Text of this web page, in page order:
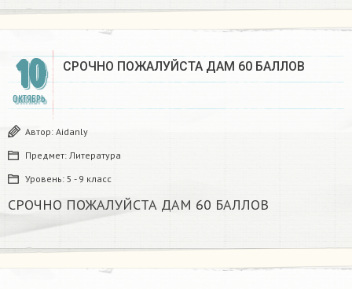
10
ОКТЯБРЬ
СРОЧНО ПОЖАЛУЙСТА ДАМ 60 БАЛЛОВ ​
Автор: Aidanly
Предмет: Литература
Уровень: 5 - 9 класс
СРОЧНО ПОЖАЛУЙСТА ДАМ 60 БАЛЛОВ ​